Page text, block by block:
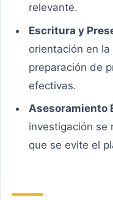
relevante.
Escritura y
orientación en
preparación de
efectivas.
Asesoramiento
investigación se
que se evite el